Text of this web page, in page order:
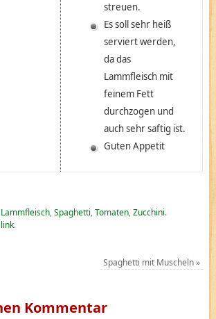
streuen.
Es soll sehr heiß
serviert werden,
da das
Lammfleisch mit
feinem Fett
durchzogen und
auch sehr saftig ist.
Guten Appetit
Lammfleisch,Spaghetti,Tomaten,Zucchini.
.
Spaghetti mit Muscheln»
Kommentar